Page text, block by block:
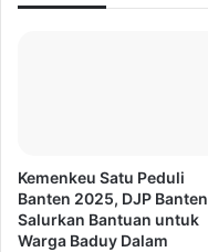
Kemenkeu Satu Peduli
Banten 2025, DJP Banten
Salurkan Bantuan untuk
Warga Baduy Dalam